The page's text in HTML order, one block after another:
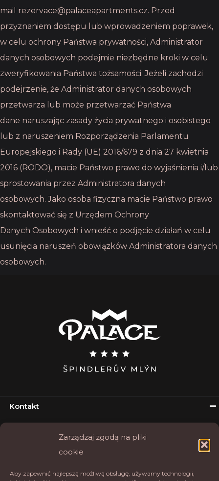
Zarządzaj zgodą na pliki
cookie
Aby zapewnić najlepszą możliwą obsługę, używamy technologii,
mail rezervace@palaceapartments.cz. Przed
przyznaniem dostępu lub wprowadzeniem poprawek,
w celu ochrony Państwa prywatności, Administrator
danych osobowych podejmie niezbędne kroki w celu
zweryfikowania Państwa tożsamości. Jeżeli zachodzi
podejrzenie, że Administrator danych osobowych
przetwarza lub może przetwarzać Państwa
dane naruszając zasady życia prywatnego i osobistego
lub z naruszeniem Rozporządzenia Parlamentu
Europejskiego i Rady (UE) 2016/679 z dnia 27 kwietnia
2016 (RODO), macie Państwo prawo do wyjaśnienia i/lub
sprostowania przez Administratora danych
osobowych.Jako osoba fizyczna macie Państwo prawo
skontaktować się z Urzędem Ochrony
Danych Osobowych i wnieść o podjęcie działań w celu
usunięcia naruszeń obowiązków Administratora danych
osobowych.
Kontakt
54351 Špindlerův Mlýn
Tel. +420 777 202 246